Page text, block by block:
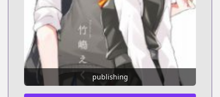
publishing